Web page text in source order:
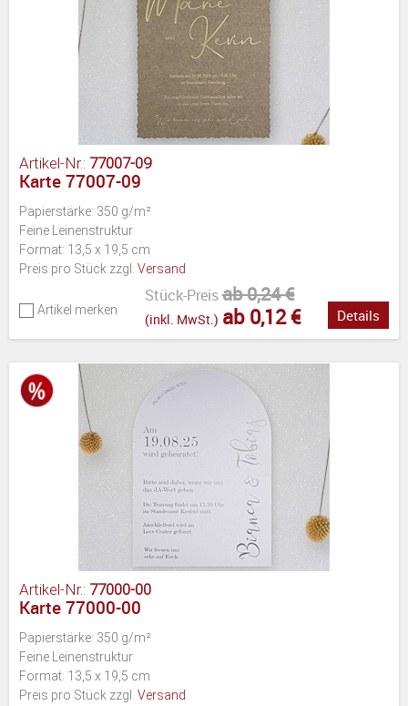
Artikel-Nr.: 77007-09
Karte 77007-09
Papierstärke: 350 g/m²
Feine Leinenstruktur
Format: 13,5 x 19,5 cm
Preis pro Stück zzgl. Versand
Artikel merken
Stück-Preisab 0,24 €
(inkl. MwSt.) ab 0,12 € Details
Artikel-Nr.: 77000-00
Karte 77000-00
Papierstärke: 350 g/m²
Feine Leinenstruktur
Format: 13,5 x 19,5 cm
Preis pro Stück zzgl. Versand